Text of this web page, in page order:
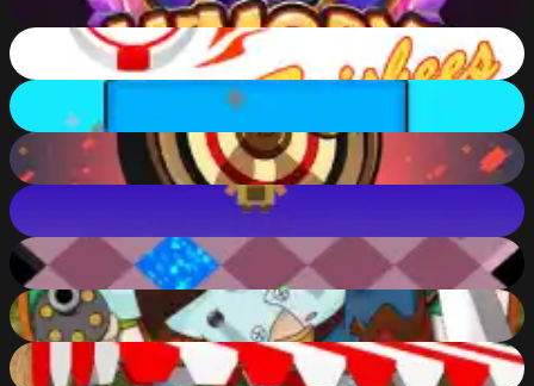
88
MergeFrisbee
83
Noob vs Bacon Jumping
80
Arrow Hit
92%
Flap Up
100
Epic Roll
100%
Throwing Knife
88%
Crossbow Shooting Gallery